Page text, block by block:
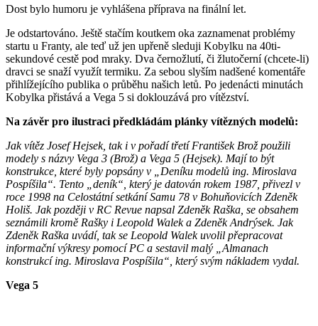
Dost bylo humoru je vyhlášena příprava na finální let.
Je odstartováno. Ještě stačím koutkem oka zaznamenat problémy
startu u Franty, ale teď už jen upřeně sleduji Kobylku na 40ti-
sekundové cestě pod mraky. Dva černožlutí, či žlutočerní (chcete-li)
dravci se snaží využít termiku. Za sebou slyším nadšené komentáře
přihlížejícího publika o průběhu našich letů. Po jedenácti minutách
Kobylka přistává a Vega 5 si doklouzává pro vítězství.
Na závěr pro ilustraci předkládám plánky vítězných modelů:
Jak vítěz Josef Hejsek, tak i v pořadí třetí František Brož použili
modely s názvy Vega 3 (Brož) a Vega 5 (Hejsek). Mají to být
konstrukce, které byly popsány v „Deníku modelů ing. Miroslava
Pospíšila“. Tento „deník“, který je datován rokem 1987, přivezl v
roce 1998 na Celostátní setkání Samu 78 v Bohuňovicích Zdeněk
Holiš. Jak později v RC Revue napsal Zdeněk Raška, se obsahem
seznámili kromě Rašky i Leopold Walek a Zdeněk Andrýsek. Jak
Zdeněk Raška uvádí, tak se Leopold Walek uvolil přepracovat
informační výkresy pomocí PC a sestavil malý „Almanach
konstrukcí ing. Miroslava Pospíšila“, který svým nákladem vydal.
Vega 5